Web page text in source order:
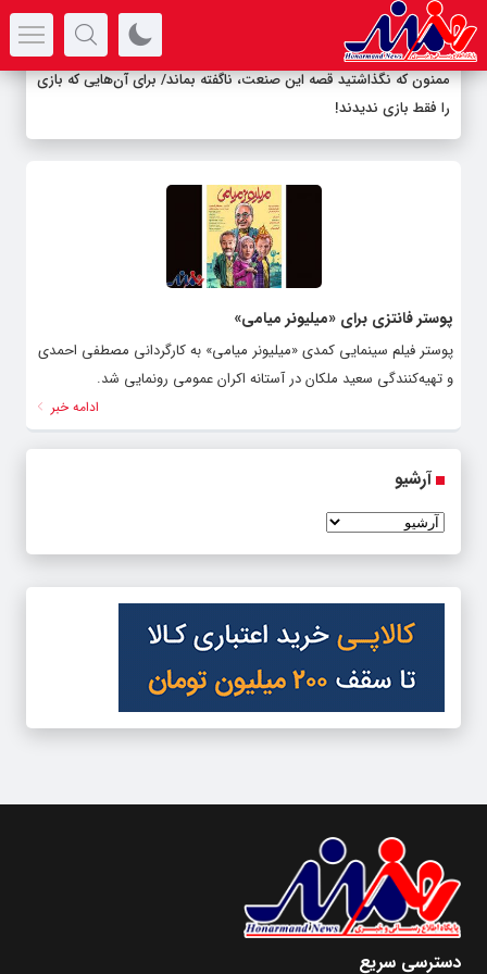
ممنون که نگذاشتید قصه این صنعت، ناگفته بماند/ برای آن‌هایی که بازی
را فقط بازی ندیدند!
پوستر فانتزی برای «میلیونر میامی»
پوستر فیلم سینمایی کمدی «میلیونر میامی» به کارگردانی مصطفی احمدی
و تهیه‌کنندگی سعید ملکان در آستانه اکران عمومی رونمایی شد.
ادامه خبر
آرشیو
دسترسی سریع